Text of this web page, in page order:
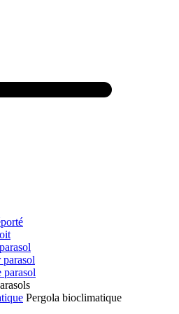
parasol
Pergola bioclimatique